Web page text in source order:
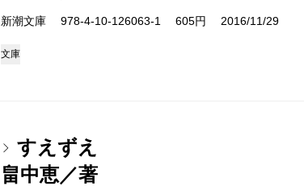
新潮文庫 978-4-10-126063-1 605円 2016/11/29
文庫
すえずえ
畠中恵／著